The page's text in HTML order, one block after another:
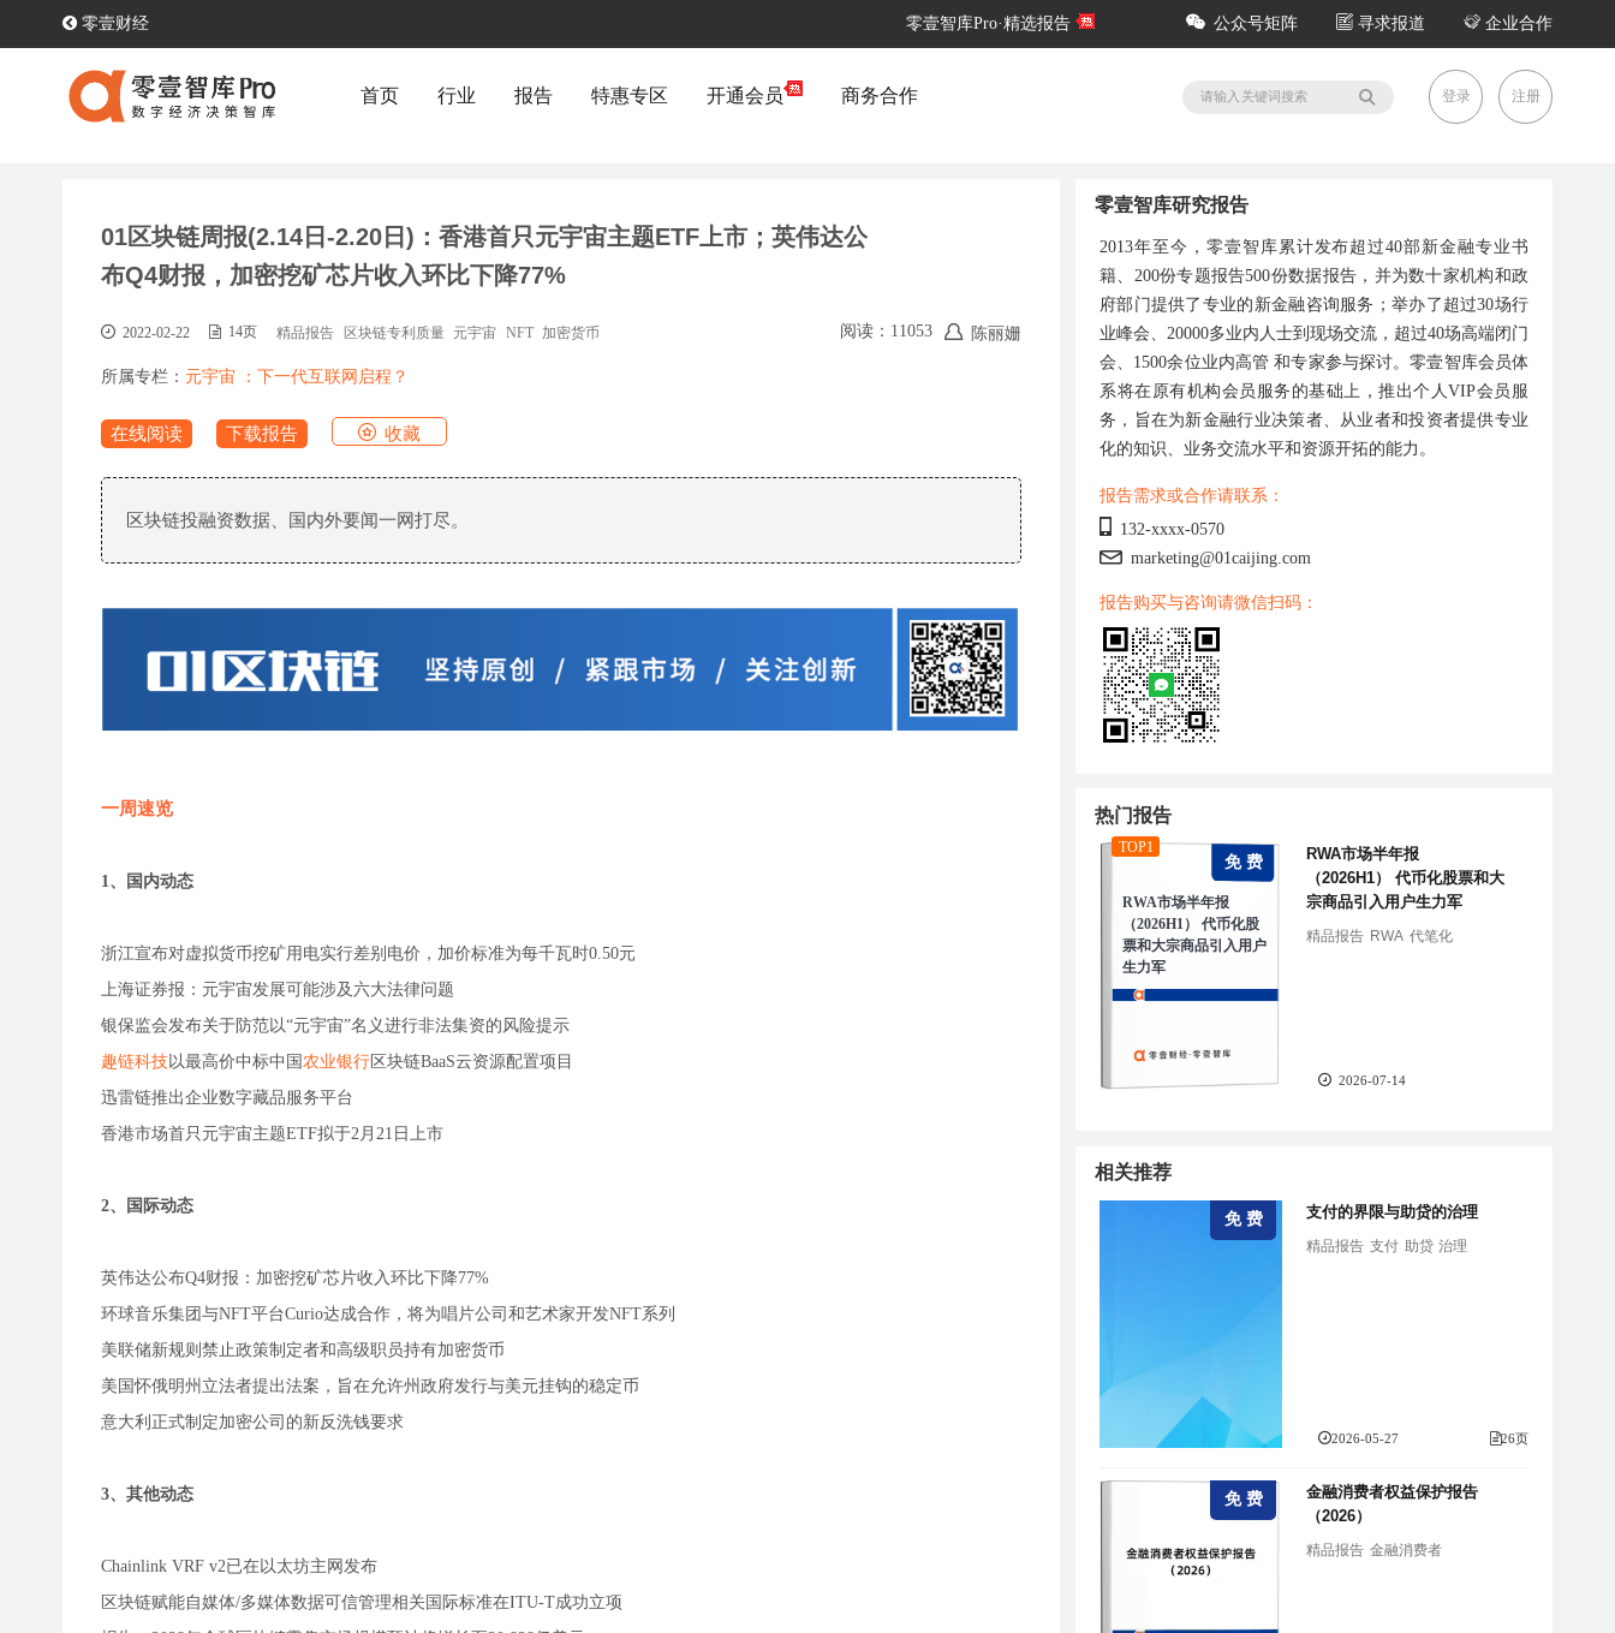
零壹财经 零壹智库Pro·精选报告 公众号矩阵 寻求报道 企业合作
首页 行业 报告 特惠专区 开通会员 商务合作 登录 注册
01区块链周报(2.14日-2.20日)：香港首只元宇宙主题ETF上市；英伟达公
布Q4财报，加密挖矿芯片收入环比下降77%
2022-02-22 14页 精品报告 区块链专利质量 元宇宙 NFT 加密货币 阅读：11053 陈丽姗
所属专栏： 元宇宙 ：下一代互联网启程？
在线阅读 下载报告 收藏
区块链投融资数据、国内外要闻一网打尽。
一周速览
1、国内动态
浙江宣布对虚拟货币挖矿用电实行差别电价，加价标准为每千瓦时0.50元
上海证券报：元宇宙发展可能涉及六大法律问题
银保监会发布关于防范以“元宇宙”名义进行非法集资的风险提示
趣链科技以最高价中标中国 农业银行区块链BaaS云资源配置项目
迅雷链推出企业数字藏品服务平台
香港市场首只元宇宙主题ETF拟于2月21日上市
2、国际动态
英伟达公布Q4财报：加密挖矿芯片收入环比下降77%
环球音乐集团与NFT平台Curio达成合作，将为唱片公司和艺术家开发NFT系列
美联储新规则禁止政策制定者和高级职员持有加密货币
美国怀俄明州立法者提出法案，旨在允许州政府发行与美元挂钩的稳定币
意大利正式制定加密公司的新反洗钱要求
3、其他动态
Chainlink VRF v2已在以太坊主网发布
区块链赋能自媒体/多媒体数据可信管理相关国际标准在ITU-T成功立项
零壹智库研究报告
2013年至今，零壹智库累计发布超过40部新金融专业书
籍、200份专题报告500份数据报告，并为数十家机构和政
府部门提供了专业的新金融咨询服务；举办了超过30场行
业峰会、20000多业内人士到现场交流，超过40场高端闭门
会、1500余位业内高管 和专家参与探讨。零壹智库会员体
系将在原有机构会员服务的基础上，推出个人VIP会员服
务，旨在为新金融行业决策者、从业者和投资者提供专业
化的知识、业务交流水平和资源开拓的能力。
报告需求或合作请联系：
132-xxxx-0570
marketing@01caijing.com
报告购买与咨询请微信扫码：
热门报告
TOP1
免 费
RWA市场半年报
（2026H1） 代币化股
票和大宗商品引入用户
生力军
RWA市场半年报
（2026H1） 代币化股票和大
宗商品引入用户生力军
精品报告 RWA 代笔化
2026-07-14
相关推荐
免 费 支付的界限与助贷的治理
精品报告 支付 助贷 治理
2026-05-27 26页
免 费
金融消费者权益保护报告
（2026）
精品报告 金融消费者